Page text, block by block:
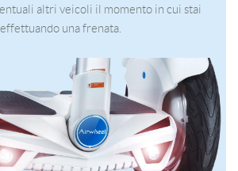
altri veicoli il momento in cui stai
effettuando una frenata.